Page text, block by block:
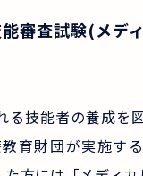
審査試験(メデ
る技能者の養成を
育財団が実施す